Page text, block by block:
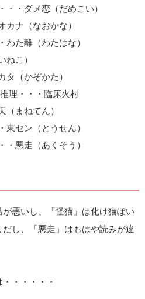
・・ダメ恋（だめこい）
カナ（なおかな）
わた離（わたはな）
ねこ）
タ（かぞかた）
理・・・臨床火村
（まねてん）
東セン（とうせん）
・悪走（あくそう）
悪いし、「怪猫」は化け猫ぽい
し、「悪走」はもはや読みが違
・・・・・